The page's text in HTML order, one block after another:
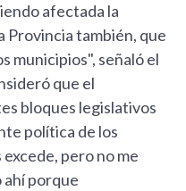
afectada la
Provincia también, que
municipios", señaló el
que el
bloques legislativos
política de los
pero no me
ahí porque